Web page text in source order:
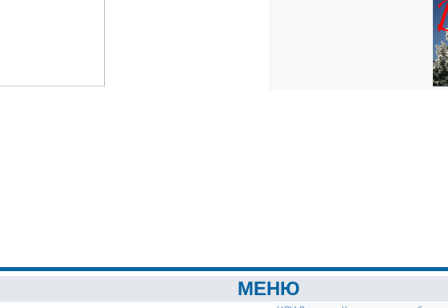
МЕНЮ